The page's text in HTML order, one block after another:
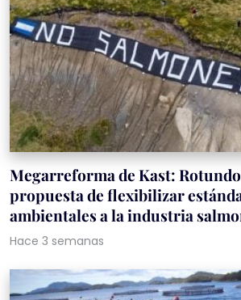
Megarreforma de Kast:
propuesta de flexibilizar
ambientales a la industria
Hace 3 semanas